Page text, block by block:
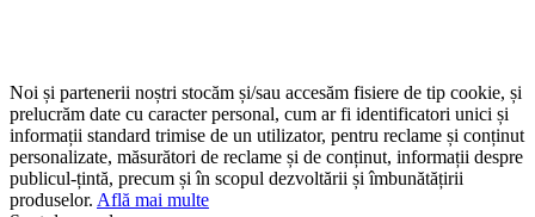
Noi și partenerii noștri stocăm și/sau accesăm fisiere de tip cookie, și
prelucrăm date cu caracter personal, cum ar fi identificatori unici și
informații standard trimise de un utilizator, pentru reclame și conținut
personalizate, măsurători de reclame și de conținut, informații despre
publicul-țintă, precum și în scopul dezvoltării și îmbunătățirii
produselor. Află mai multe